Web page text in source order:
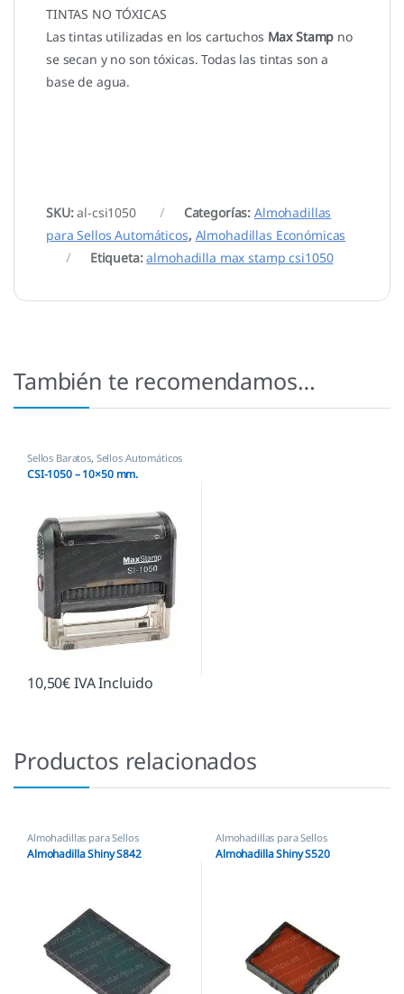
TINTAS NO TÓXICAS
Las tintas utilizadas en los cartuchos Max Stamp no
se secan y no son tóxicas. Todas las tintas son a
base de agua.
SKU:al-csi1050 Categorías: Almohadillas
para Sellos Automáticos, Almohadillas Económicas
Etiqueta:almohadilla max stamp csi1050
También te recomendamos…
Sellos Baratos, Sellos Automáticos
CSI-1050 – 10×50 mm.
10,50€IVA Incluido
Productos relacionados
Almohadillas para Sellos
Automáticos ,Almohadillas
Ecológicas,Almohadillas Shiny
Almohadilla Shiny S842
Almohadillas para Sellos
Automáticos ,Almohadillas Shiny
Almohadilla Shiny S520